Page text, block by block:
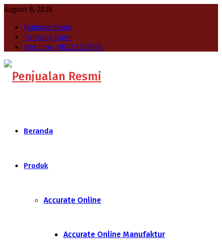
August 8, 2026
Hubungi Kami
Tantang Kami
Hot Line : 0812 1107666
Beranda
Produk
Accurate Online
Accurate Online Manufaktur